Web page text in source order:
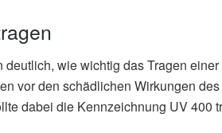
wie wichtig das Tragen
vor den schädlichen Wirkungen
dabei die Kennzeichnung UV 400